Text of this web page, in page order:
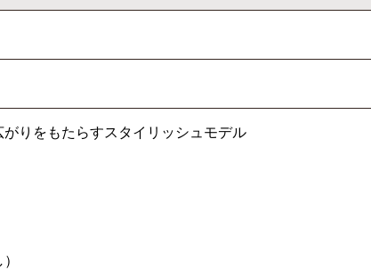
りをもたらすスタイリッシュモデル